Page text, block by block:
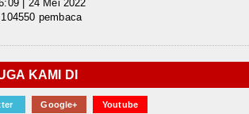
| 24 Mei 2022
pembaca
KAMI DI
Google+ Youtube